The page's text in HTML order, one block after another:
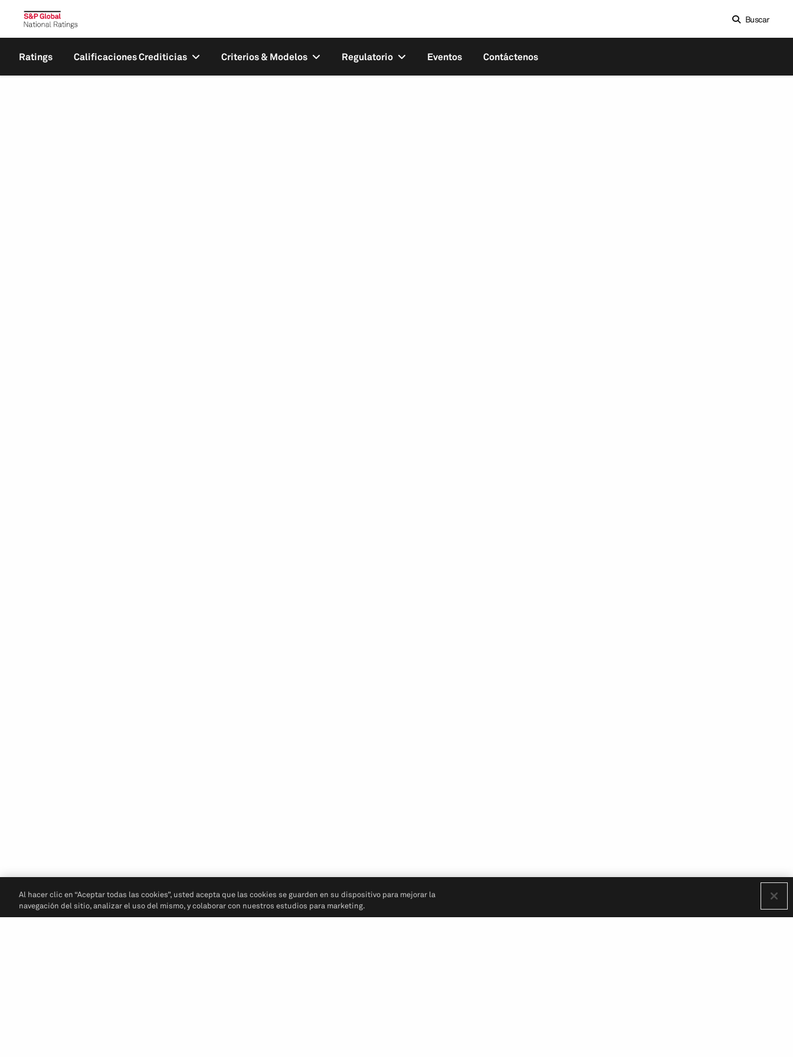
Buscar
Ratings Calificaciones Crediticias Criterios & Modelos Regulatorio Eventos Contáctenos
Al hacer clic en “Aceptar todas las cookies”, usted acepta que las cookies se guarden en su dispositivo para mejorar la
navegación del sitio, analizar el uso del mismo, y colaborar con nuestros estudios para marketing.